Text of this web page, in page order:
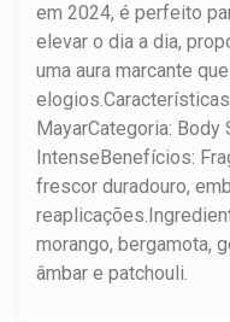
em 2024, é perfeito
elevar o dia a dia,
uma aura marcante
MayarCategoria: Body
IntenseBenefícios:
frescor duradouro,
morango, bergamota,
âmbar e patchouli.